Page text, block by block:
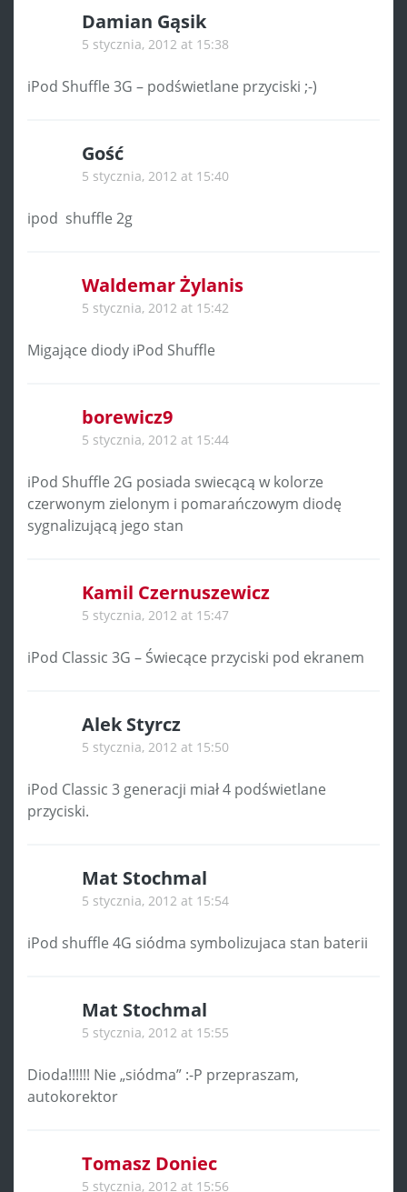
Damian Gąsik
5 stycznia, 2012 at 15:38
iPod Shuffle 3G – podświetlane przyciski ;-)
Gość
5 stycznia, 2012 at 15:40
ipod shuffle 2g
Waldemar Żylanis
5 stycznia, 2012 at 15:42
Migające diody iPod Shuffle
borewicz9
5 stycznia, 2012 at 15:44
iPod Shuffle 2G posiada swiecącą w kolorze
czerwonym zielonym i pomarańczowym diodę
sygnalizującą jego stan
Kamil Czernuszewicz
5 stycznia, 2012 at 15:47
iPod Classic 3G – Świecące przyciski pod ekranem
Alek Styrcz
5 stycznia, 2012 at 15:50
iPod Classic 3 generacji miał 4 podświetlane
przyciski.
Mat Stochmal
5 stycznia, 2012 at 15:54
iPod shuffle 4G siódma symbolizujaca stan baterii
Mat Stochmal
5 stycznia, 2012 at 15:55
Dioda!!!!!! Nie „siódma” :-P przepraszam,
autokorektor
Tomasz Doniec
5 stycznia, 2012 at 15:56